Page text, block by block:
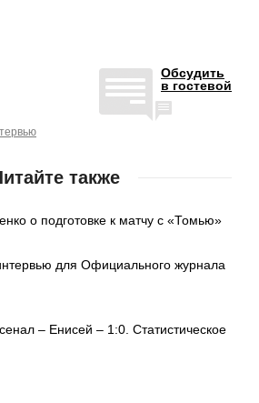
Обсудить
в гостевой
также
о подготовке к матчу с «Томью»
для Официального журнала
– Енисей – 1:0. Статистическое